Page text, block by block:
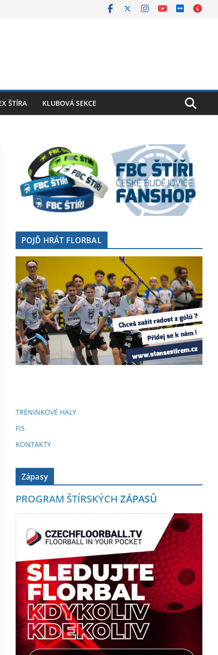
ŠTÍRA KLUBOVÁ SEKCE
POJĎ HRÁT FLORBAL
TRÉNINKOVÉ HALY
FIS
KONTAKTY
Zápasy
PROGRAM ŠTÍRSKÝCH ZÁPASŮ